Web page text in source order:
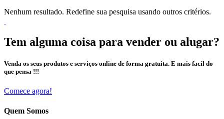
Nenhum resultado. Redefine sua pesquisa usando outros critérios.
Tem alguma coisa para vender ou alugar?
Venda os seus produtos e serviços online de forma gratuita. E mais facil do
que pensa !!!
Comece agora!
Quem Somos